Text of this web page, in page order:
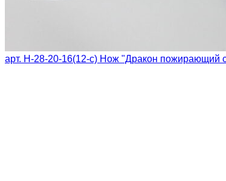
арт. Н-28-20-16(12-с) Нож "Дракон пожирающий